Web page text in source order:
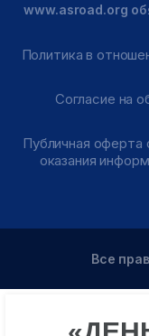
www.asroad.org
Политика в
Согласие на
Публичная оферта
оказания
Все